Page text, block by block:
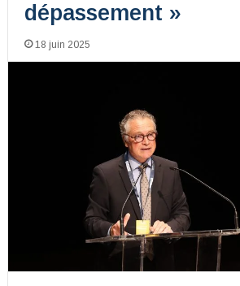
dépassement »
18 juin 2025